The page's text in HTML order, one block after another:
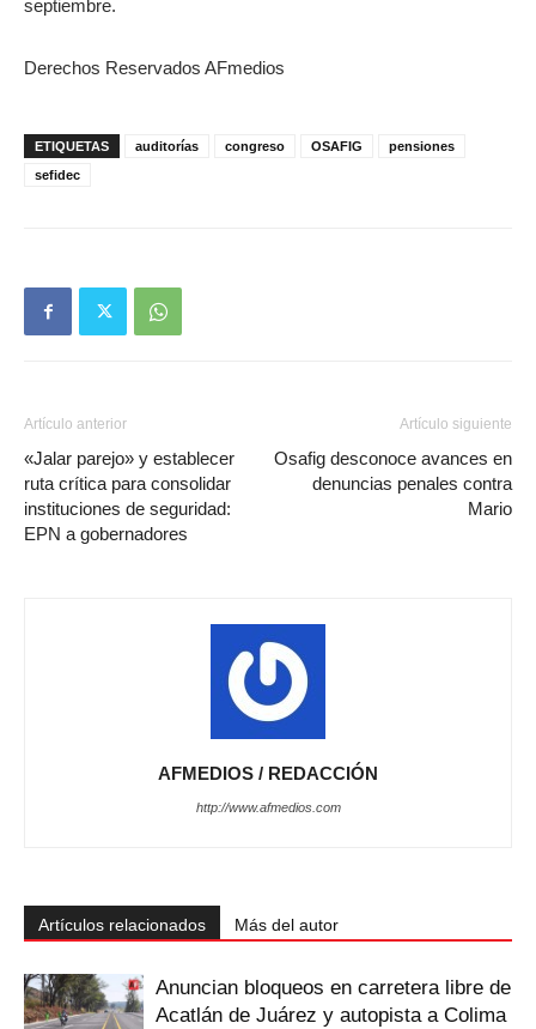
septiembre.
Derechos Reservados AFmedios
ETIQUETAS auditorías congreso OSAFIG
pensiones
sefidec
Artículo anterior
«Jalar parejo» y establecer
ruta crítica para consolidar
instituciones de seguridad:
EPN a gobernadores
Artículo siguiente
Osafig desconoce avances en
denuncias penales contra
Mario
AFMEDIOS / REDACCIÓN
http://www.afmedios.com
Artículos relacionados Más del autor
Anuncian bloqueos en carretera libre de
Acatlán de Juárez y autopista a Colima